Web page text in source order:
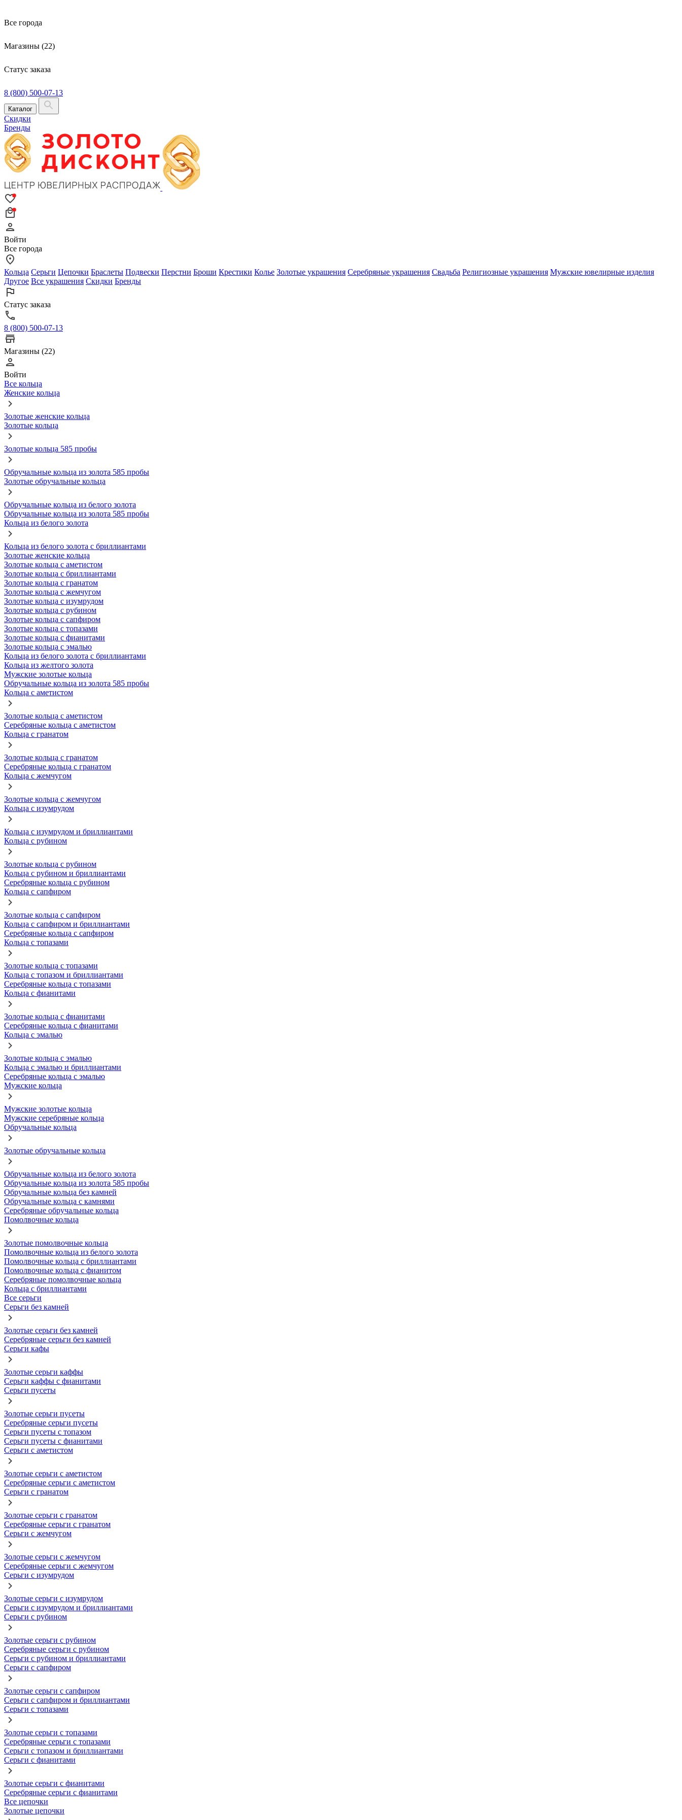
Все города
Магазины (22)
Статус заказа
8 (800) 500-07-13
Каталог
Скидки
Бренды
Войти
Все города
Кольца Серьги Цепочки Браслеты Подвески Перстни Броши Крестики Колье Золотые украшения Серебряные украшения Свадьба Религиозные украшения Мужские ювелирные изделия
Другое Все украшения Скидки Бренды
Статус заказа
8 (800) 500-07-13
Магазины (22)
Войти
Все кольца
Женские кольца
Золотые женские кольца
Золотые кольца
Золотые кольца 585 пробы
Обручальные кольца из золота 585 пробы
Золотые обручальные кольца
Обручальные кольца из белого золота
Обручальные кольца из золота 585 пробы
Кольца из белого золота
Кольца из белого золота с бриллиантами
Золотые женские кольца
Золотые кольца с аметистом
Золотые кольца с бриллиантами
Золотые кольца с гранатом
Золотые кольца с жемчугом
Золотые кольца с изумрудом
Золотые кольца с рубином
Золотые кольца с сапфиром
Золотые кольца с топазами
Золотые кольца с фианитами
Золотые кольца с эмалью
Кольца из белого золота с бриллиантами
Кольца из желтого золота
Мужские золотые кольца
Обручальные кольца из золота 585 пробы
Кольца с аметистом
Золотые кольца с аметистом
Серебряные кольца с аметистом
Кольца с гранатом
Золотые кольца с гранатом
Серебряные кольца с гранатом
Кольца с жемчугом
Золотые кольца с жемчугом
Кольца с изумрудом
Кольца с изумрудом и бриллиантами
Кольца с рубином
Золотые кольца с рубином
Кольца с рубином и бриллиантами
Серебряные кольца с рубином
Кольца с сапфиром
Золотые кольца с сапфиром
Кольца с сапфиром и бриллиантами
Серебряные кольца с сапфиром
Кольца с топазами
Золотые кольца с топазами
Кольца с топазом и бриллиантами
Серебряные кольца с топазами
Кольца с фианитами
Золотые кольца с фианитами
Серебряные кольца с фианитами
Кольца с эмалью
Золотые кольца с эмалью
Кольца с эмалью и бриллиантами
Серебряные кольца с эмалью
Мужские кольца
Мужские золотые кольца
Мужские серебряные кольца
Обручальные кольца
Золотые обручальные кольца
Обручальные кольца из белого золота
Обручальные кольца из золота 585 пробы
Обручальные кольца без камней
Обручальные кольца с камнями
Серебряные обручальные кольца
Помолвочные кольца
Золотые помолвочные кольца
Помолвочные кольца из белого золота
Помолвочные кольца с бриллиантами
Помолвочные кольца с фианитом
Серебряные помолвочные кольца
Кольца с бриллиантами
Все серьги
Серьги без камней
Золотые серьги без камней
Серебряные серьги без камней
Серьги кафы
Золотые серьги каффы
Серьги каффы с фианитами
Серьги пусеты
Золотые серьги пусеты
Серебряные серьги пусеты
Серьги пусеты с топазом
Серьги пусеты с фианитами
Серьги с аметистом
Золотые серьги с аметистом
Серебряные серьги с аметистом
Серьги с гранатом
Золотые серьги с гранатом
Серебряные серьги с гранатом
Серьги с жемчугом
Золотые серьги с жемчугом
Серебряные серьги с жемчугом
Серьги с изумрудом
Золотые серьги с изумрудом
Серьги с изумрудом и бриллиантами
Серьги с рубином
Золотые серьги с рубином
Серебряные серьги с рубином
Серьги с рубином и бриллиантами
Серьги с сапфиром
Золотые серьги с сапфиром
Серьги с сапфиром и бриллиантами
Серьги с топазами
Золотые серьги с топазами
Серебряные серьги с топазами
Серьги с топазом и бриллиантами
Серьги с фианитами
Золотые серьги с фианитами
Серебряные серьги с фианитами
Все цепочки
Золотые цепочки